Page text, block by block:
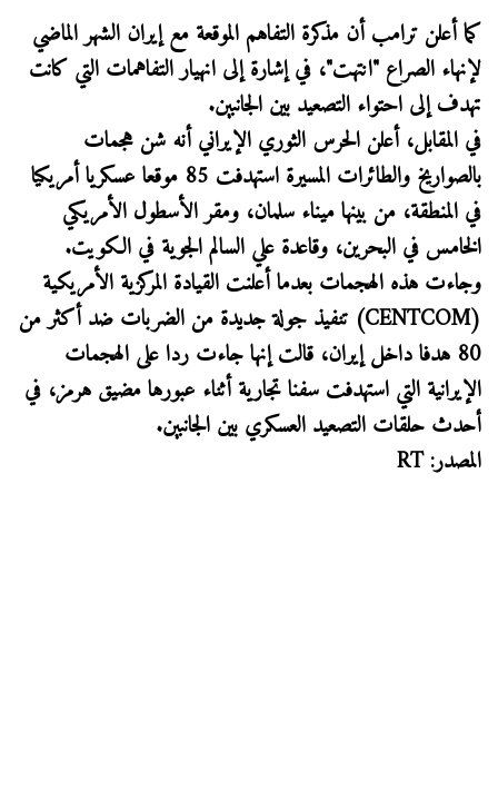
كما أعلن ترامب أن مذكرة التفاهم الموقعة مع إيران الشهر الماضي
لإنهاء الصراع "انتهت"، في إشارة إلى انهيار التفاهمات التي كانت
تهدف إلى احتواء التصعيد بين الجانبين.
في المقابل، أعلن الحرس الثوري الإيراني أنه شن هجمات
بالصواريخ والطائرات المسيرة استهدفت 85 موقعا عسكريا أمريكيا
في المنطقة، من بينها ميناء سلمان، ومقر الأسطول الأمريكي
الخامس في البحرين، وقاعدة علي السالم الجوية في الكويت.
وجاءت هذه الهجمات بعدما أعلنت القيادة المركزية الأمريكية
(CENTCOM) تنفيذ جولة جديدة من الضربات ضد أكثر من
80 هدفا داخل إيران، قالت إنها جاءت ردا على الهجمات
الإيرانية التي استهدفت سفنا تجارية أثناء عبورها مضيق هرمز، في
أحدث حلقات التصعيد العسكري بين الجانبين.
المصدر: RT